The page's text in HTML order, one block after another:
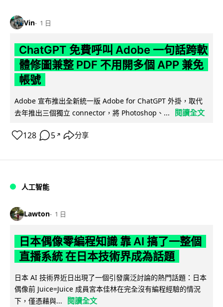
Vin 1 日
ChatGPT 免費呼叫 Adobe 一句話跨軟
體修圖兼整 PDF 不用開多個 APP 兼免
帳號
Adobe 宣布推出全新統一版 Adobe for ChatGPT 外掛，取代
去年推出三個獨立 connector，將 Photoshop、...
閱讀全文
128 5 ↗ 分享
人工智能
Lawton 1 日
日本偶像零編程知識 靠 AI 搞了一整個
直播系統 在日本技術界成為話題
日本 AI 技術界近日出現了一個引發廣泛討論的熱門話題：日本
偶像前 Juice=Juice 成員宮本佳林在完全沒有編程經驗的情況
下，僅憑藉與...
閱讀全文